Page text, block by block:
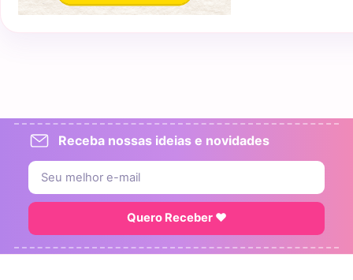
Receba nossas ideias e novidades
Quero Receber ♥